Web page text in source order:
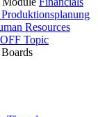
Resources
OFF Topic